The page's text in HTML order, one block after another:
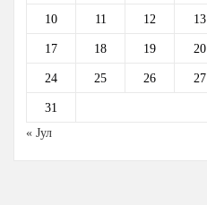
10 11 12 13
17 18 19 20
24 25 26 27
31
« Јул